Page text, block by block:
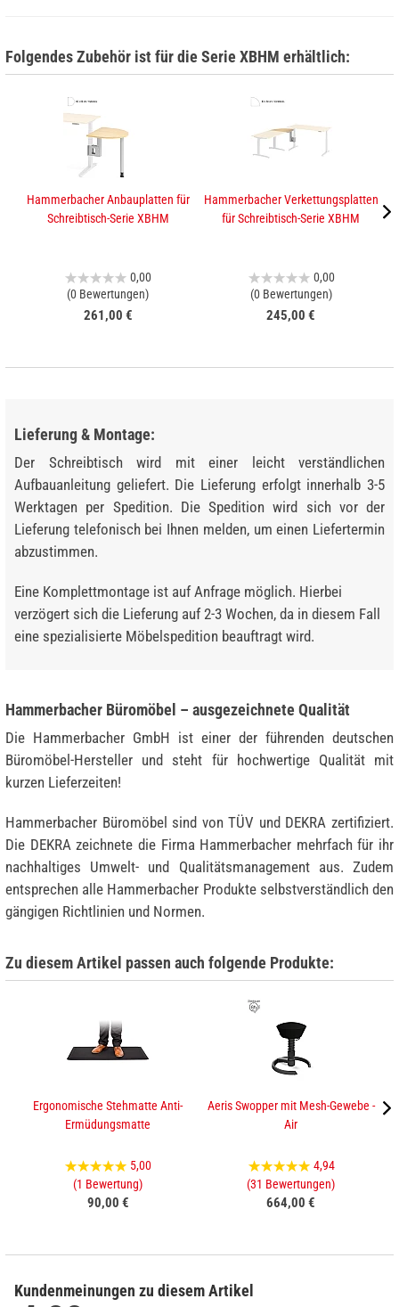
Folgendes Zubehör ist für die Serie XBHM erhältlich:
Hammerbacher Anbauplatten für
Schreibtisch-Serie XBHM
0,00
(0 Bewertungen)
261,00 €
Hammerbacher Verkettungsplatten
für Schreibtisch-Serie XBHM
0,00
(0 Bewertungen)
245,00 €
Lieferung & Montage:
Der Schreibtisch wird mit einer leicht verständlichen
Aufbauanleitung geliefert. Die Lieferung erfolgt innerhalb 3-5
Werktagen per Spedition. Die Spedition wird sich vor der
Lieferung telefonisch bei Ihnen melden, um einen Liefertermin
abzustimmen.
Eine Komplettmontage ist auf Anfrage möglich. Hierbei
verzögert sich die Lieferung auf 2-3 Wochen, da in diesem Fall
eine spezialisierte Möbelspedition beauftragt wird.
Hammerbacher Büromöbel – ausgezeichnete Qualität
Die Hammerbacher GmbH ist einer der führenden deutschen
Büromöbel-Hersteller und steht für hochwertige Qualität mit
kurzen Lieferzeiten!
Hammerbacher Büromöbel sind von TÜV und DEKRA zertifiziert.
Die DEKRA zeichnete die Firma Hammerbacher mehrfach für ihr
nachhaltiges Umwelt- und Qualitätsmanagement aus. Zudem
entsprechen alle Hammerbacher Produkte selbstverständlich den
gängigen Richtlinien und Normen.
Zu diesem Artikel passen auch folgende Produkte:
Ergonomische Stehmatte Anti-
Ermüdungsmatte
5,00
(1 Bewertung)
90,00 €
Aeris Swopper mit Mesh-Gewebe -
Air
4,94
(31 Bewertungen)
664,00 €
Kundenmeinungen zu diesem Artikel